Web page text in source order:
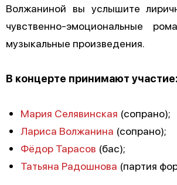
Волжаниной вы услышите
чувственно-эмоциональные
музыкальные произведения.
В концерте принимают участие:
Мария Селявинская (сопрано);
Лариса Волжанина (сопрано);
Фёдор Тарасов (бас);
Татьяна Радошнова (партия